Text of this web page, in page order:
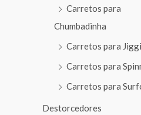
Carretos para
Chumbadinha
Carretos para
Carretos para
Carretos para
Destorcedores